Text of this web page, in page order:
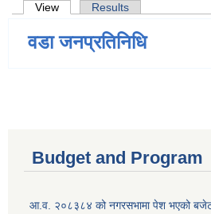
Primary tabs
View (active tab)
Results
वडा जनप्रतिनिधि
Budget and Program
आ.व. २०८३८४ को नगरसभामा पेश भएको बजेट